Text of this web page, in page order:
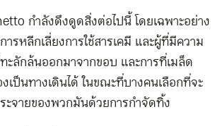
กำลังดึงดูดสิ่งต่อไปนี้ โดยเฉพาะอย่าง
รหลีกเลี่ยงการใช้สารเคมี และผู้ที่มีความ
ลักล้นออกมาจากขอบ และการที่เมล็ด
งเป็นทางเดินได้ ในขณะที่บางคนเลือกที่จะ
จายของพวกมันด้วยการกำจัดทิ้ง